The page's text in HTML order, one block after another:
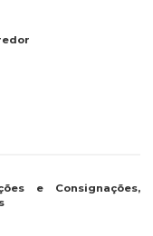
e Consignações,